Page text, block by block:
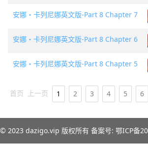
安娜・卡列尼娜英文版-Part 8 Chapter 7
安娜・卡列尼娜英文版-Part 8 Chapter 6
安娜・卡列尼娜英文版-Part 8 Chapter 5
首页 上一页 1 2 3 4 5 6
© 2023 dazigo.vip 版权所有 备案号: 鄂ICP备